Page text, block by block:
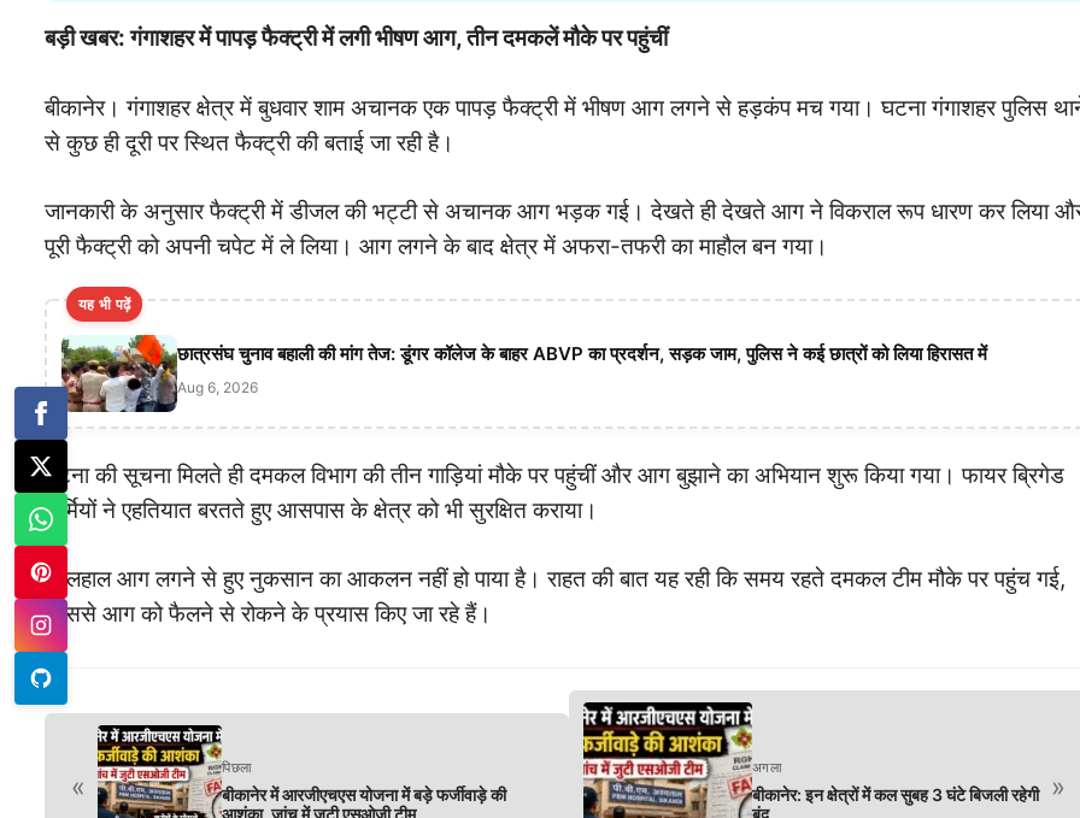
बड़ी खबर: गंगाशहर में पापड़ फैक्ट्री में लगी भीषण आग, तीन दमकलें मौके पर पहुंचीं
बीकानेर। गंगाशहर क्षेत्र में बुधवार शाम अचानक एक पापड़ फैक्ट्री में भीषण आग लगने से हड़कंप मच गया। घटना गंगाशहर पुलिस
से कुछ ही दूरी पर स्थित फैक्ट्री की बताई जा रही है।
जानकारी के अनुसार फैक्ट्री में डीजल की भट्टी से अचानक आग भड़क गई। देखते ही देखते आग ने विकराल रूप धारण कर लिया
पूरी फैक्ट्री को अपनी चपेट में ले लिया। आग लगने के बाद क्षेत्र में अफरा-तफरी का माहौल बन गया।
यह भी पढ़ें
छात्रसंघ चुनाव बहाली की मांग तेज: डूंगर कॉलेज के बाहर ABVP का प्रदर्शन, सड़क जाम, पुलिस ने कई छात्रों को लिया हिरासत में
Aug 6, 2026
घटना की सूचना मिलते ही दमकल विभाग की तीन गाड़ियां मौके पर पहुंचीं और आग बुझाने का अभियान शुरू किया गया। फायर ब्रिगेड
कर्मियों ने एहतियात बरतते हुए आसपास के क्षेत्र को भी सुरक्षित कराया।
फिलहाल आग लगने से हुए नुकसान का आकलन नहीं हो पाया है। राहत की बात यह रही कि समय रहते दमकल टीम मौके पर पहुंच गई,
जिससे आग को फैलने से रोकने के प्रयास किए जा रहे हैं।
«
पिछला
बीकानेर में आरजीएचएस योजना में बड़े फर्जीवाड़े की
आशंका, जांच में जुटी एसओजी टीम
अगला
बीकानेर: इन क्षेत्रों में कल सुबह 3 घंटे बिजली रहेगी
बंद
»